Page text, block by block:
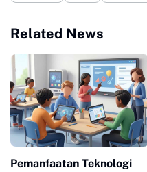
Related News
Pemanfaatan Teknologi